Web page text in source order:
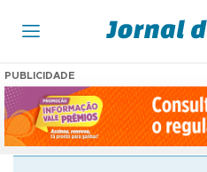
PUBLICIDADE